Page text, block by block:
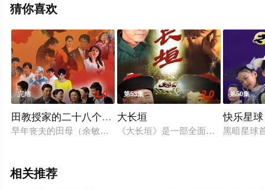
更多剧情信息可移步至豆瓣电视剧、电视猫或剧情网等平
猜你喜欢
完结 1.0
田教授家的二十八个亲威
早年丧夫的田母（余敏贞饰），历尽苦难，饱经沧桑，直至儿
第53集 2.0
大长垣
《大长垣》是一部全面展示和反映
第50集
快乐星
黑暗星球
相关推荐